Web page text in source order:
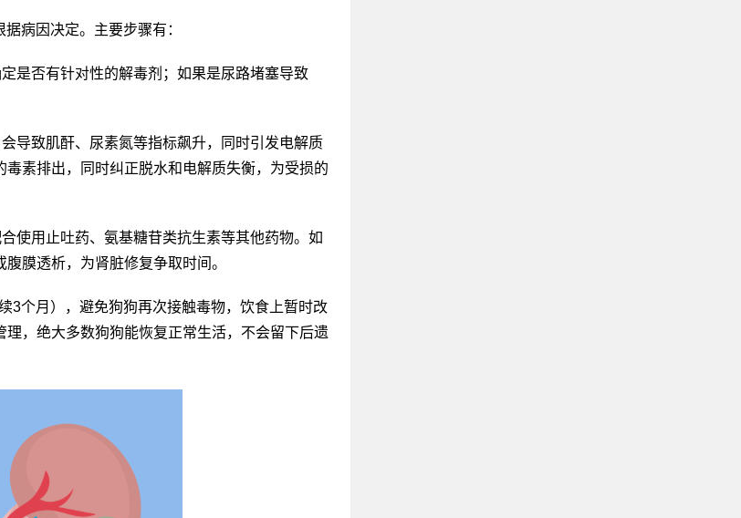
病因决定。主要步骤有：
是否有针对性的解毒剂；如果是尿路堵塞导致
导致肌酐、尿素氮等指标飙升，同时引发电解质
素排出，同时纠正脱水和电解质失衡，为受损的
使用止吐药、氨基糖苷类抗生素等其他药物。如
膜透析，为肾脏修复争取时间。
3个月），避免狗狗再次接触毒物，饮食上暂时改
，绝大多数狗狗能恢复正常生活，不会留下后遗